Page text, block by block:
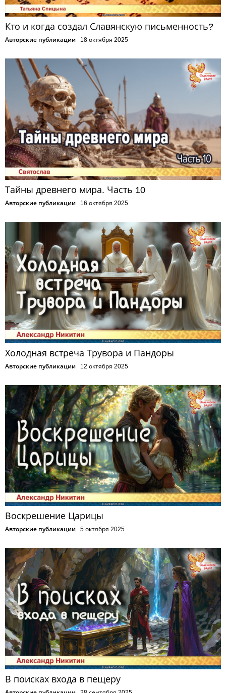
Кто и когда создал Славянскую письменность?
Авторские публикации 18 октября 2025
Тайны древнего мира. Часть 10
Авторские публикации 16 октября 2025
Холодная встреча Трувора и Пандоры
Авторские публикации 12 октября 2025
Воскрешение Царицы
Авторские публикации 5 октября 2025
В поисках входа в пещеру